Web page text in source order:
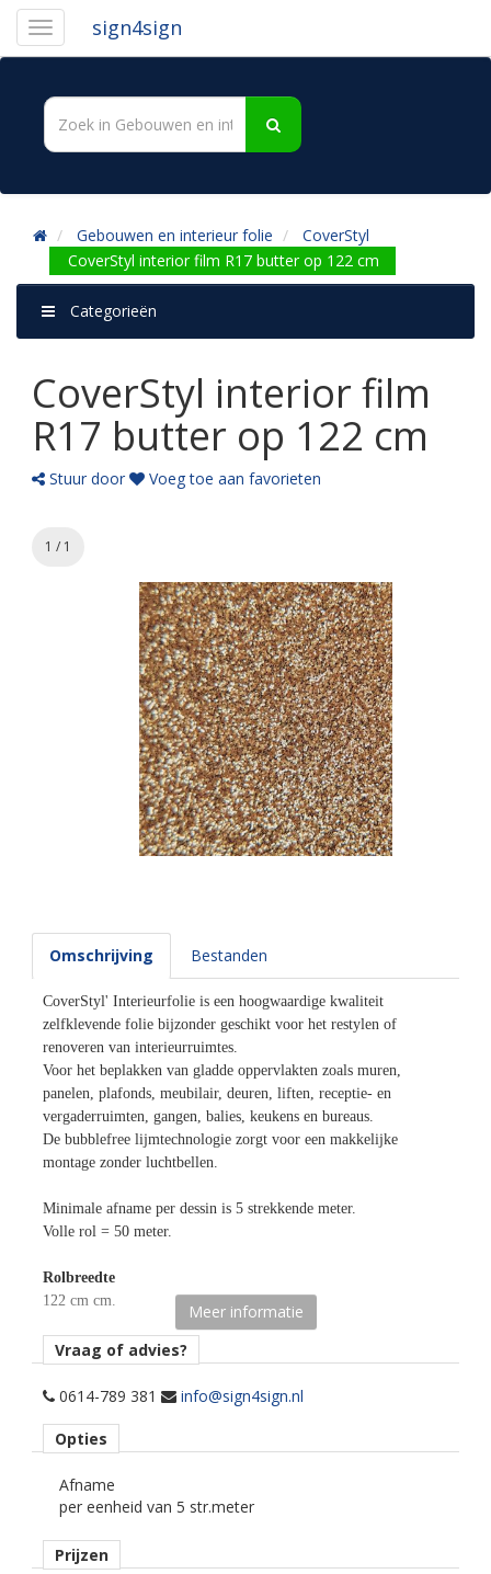
sign4sign
Gebouwen en interieur folie
CoverStyl
CoverStyl interior film R17 butter op 122 cm
Categorieën
CoverStyl interior film
R17 butter op 122 cm
Stuur door Voeg toe aan favorieten
1 / 1
Omschrijving Bestanden
CoverStyl' Interieurfolie is een hoogwaardige kwaliteit
zelfklevende folie bijzonder geschikt voor het restylen of
renoveren van interieurruimtes.
Voor het beplakken van gladde oppervlakten zoals muren,
panelen, plafonds, meubilair, deuren, liften, receptie- en
vergaderruimten, gangen, balies, keukens en bureaus.
De bubblefree lijmtechnologie zorgt voor een makkelijke
montage zonder luchtbellen.
Minimale afname per dessin is 5 strekkende meter.
Volle rol = 50 meter.
Rolbreedte
122 cm cm.
Afname
per 5 strekkende meter.
interieurfolie.
Opmerking
Alleen droog plakken!
Meer informatie
Vraag of advies?
0614-789 381 info@sign4sign.nl
Opties
Afname
per eenheid van 5 str.meter
Prijzen